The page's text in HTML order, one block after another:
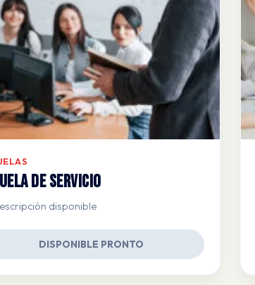
de Servicio
disponible
DISPONIBLE PRONTO